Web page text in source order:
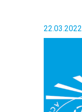
22.03.2022